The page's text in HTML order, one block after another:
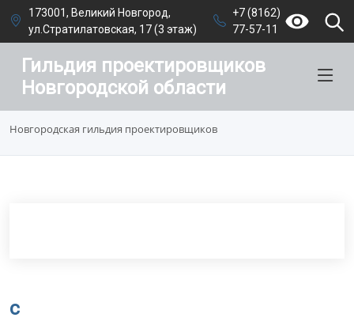
173001, Великий Новгород,
ул.Стратилатовская, 17 (3 этаж)
+7 (8162)
77-57-11
Гильдия проектировщиков
Новгородской области
Новгородская гильдия проектировщиков
c